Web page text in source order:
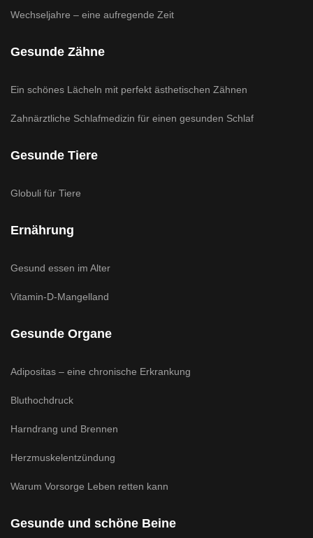
Wechseljahre – eine aufregende Zeit
Gesunde Zähne
Ein schönes Lächeln mit perfekt ästhetischen Zähnen
Zahnärztliche Schlafmedizin für einen gesunden Schlaf
Gesunde Tiere
Globuli für Tiere
Ernährung
Gesund essen im Alter
Vitamin-D-Mangelland
Gesunde Organe
Adipositas – eine chronische Erkrankung
Bluthochdruck
Harndrang und Brennen
Herzmuskelentzündung
Warum Vorsorge Leben retten kann
Gesunde und schöne Beine